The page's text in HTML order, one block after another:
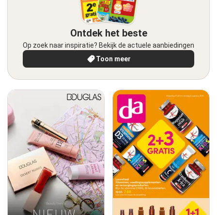
Ontdek het beste
Op zoek naar inspiratie? Bekijk de actuele aanbiedingen
Toon meer